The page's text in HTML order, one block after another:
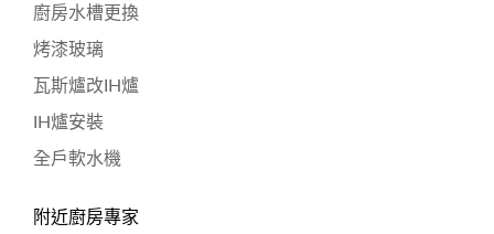
廚房水槽更換
烤漆玻璃
瓦斯爐改IH爐
IH爐安裝
全戶軟水機
附近廚房專家